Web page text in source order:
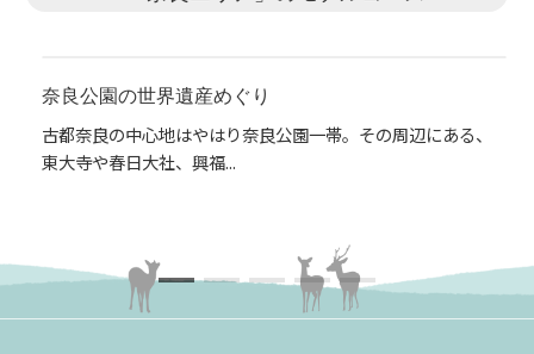
奈良公園の世界遺産めぐり
古都奈良の中心地はやはり奈良公園一帯。その周辺にある、
東大寺や春日大社、興福...
レトロなきたまちと今井町・タイムスリップの町
レトロな洋風建築が建つきたまちと、江戸時代の民家が残る
むかし町・今井町。懐か...
神秘の力が宿るエネルギースポットへ
神話の主な舞台でもある奈良は、まさに神秘の力が宿る地で
す。神々による広大無辺...
西ノ京に抜苦与楽の仏様を訪ねる旅
奈良時代の首都・平城京。1300年前の歴史が眠る広大な歴史
公園の中央を近鉄電車が...
空海を育んだ奈良の旅
官僚を目指し学問の道を歩んだ空海ですが、一人の沙門（し
ゃもん）との出会いによ...